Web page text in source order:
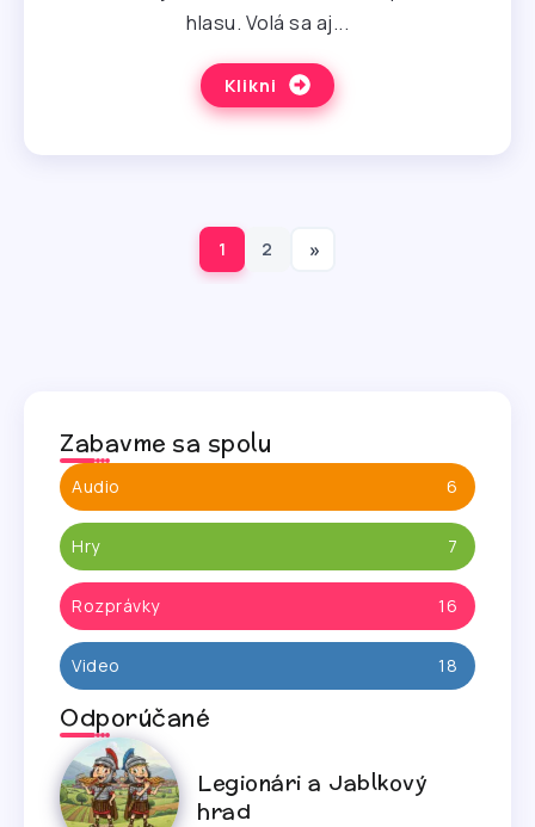
hlasu. Volá sa aj...
Klikni
1 2
Zabavme sa spolu
Audio 6
Hry 7
Rozprávky 16
Video 18
Odporúčané
Legionári a Jablkový
hrad